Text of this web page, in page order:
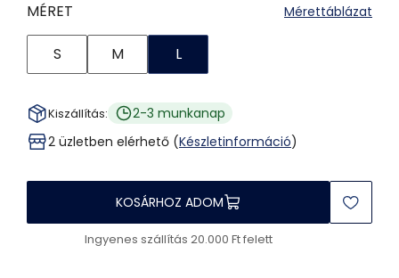
MÉRET Mérettáblázat
S M L
Kiszállítás:
2-3 munkanap
2 üzletben elérhető (Készletinformáció)
KOSÁRHOZ ADOM
Ingyenes szállítás 20.000 Ft felett